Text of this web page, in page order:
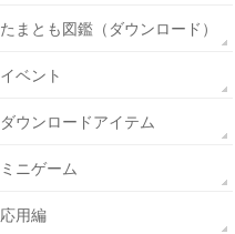
たまとも図鑑（ダウンロード）
イベント
ダウンロードアイテム
ミニゲーム
応用編